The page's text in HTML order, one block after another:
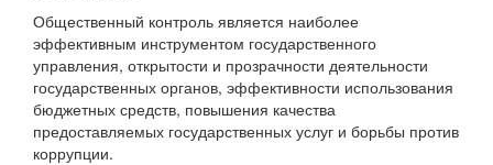
Общественный контроль является наиболее
эффективным инструментом государственного
управления, открытости и прозрачности деятельности
государственных органов, эффективности использования
бюджетных средств, повышения качества
предоставляемых государственных услуг и борьбы против
коррупции.